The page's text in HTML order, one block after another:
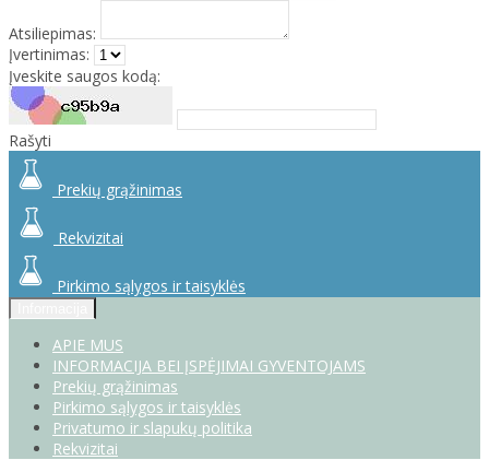
Atsiliepimas:
Įvertinimas:
Įveskite saugos kodą:
Rašyti
Prekių grąžinimas
Rekvizitai
Pirkimo sąlygos ir taisyklės
APIE MUS
INFORMACIJA BEI ĮSPĖJIMAI GYVENTOJAMS
Prekių grąžinimas
Pirkimo sąlygos ir taisyklės
Privatumo ir slapukų politika
Rekvizitai